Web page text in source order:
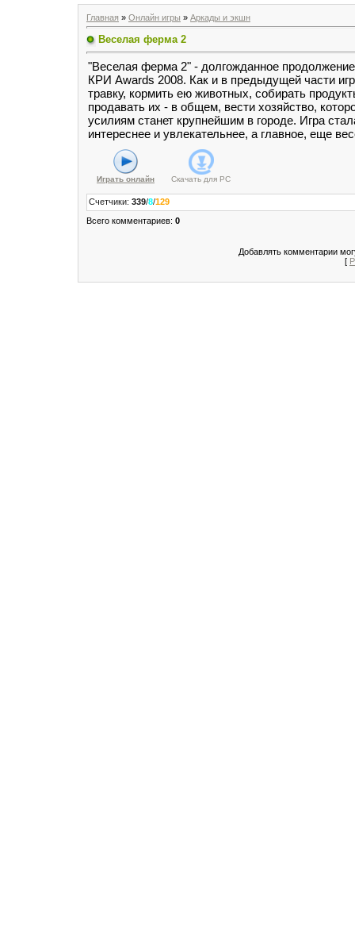
Главная » Онлайн игры » Аркады и экшн
Веселая ферма 2
"Веселая ферма 2" - долгожданное
КРИ Awards 2008. Как и в предыдущей части
травку, кормить ею животных, собирать
продавать их - в общем, вести хозяйство,
усилиям станет крупнейшим в городе. Игра
интереснее и увлекательнее, а главное, еще
Играть онлайн Скачать для PC
Счетчики: 339/8/129
Всего комментариев: 0
Добавлять комментарии
[